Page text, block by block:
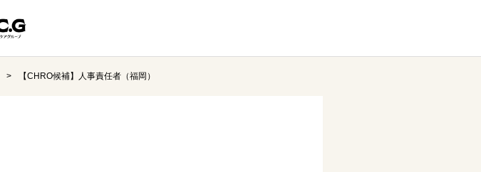
【CHRO候補】人事責任者（福岡）